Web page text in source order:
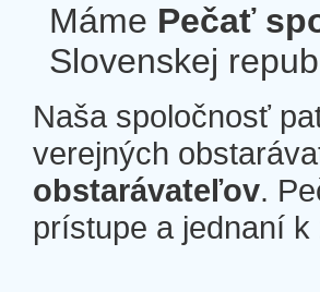
Máme Pečať
Slovenskej
Naša spoločnosť
verejných
obstarávateľov.
prístupe a jednaní